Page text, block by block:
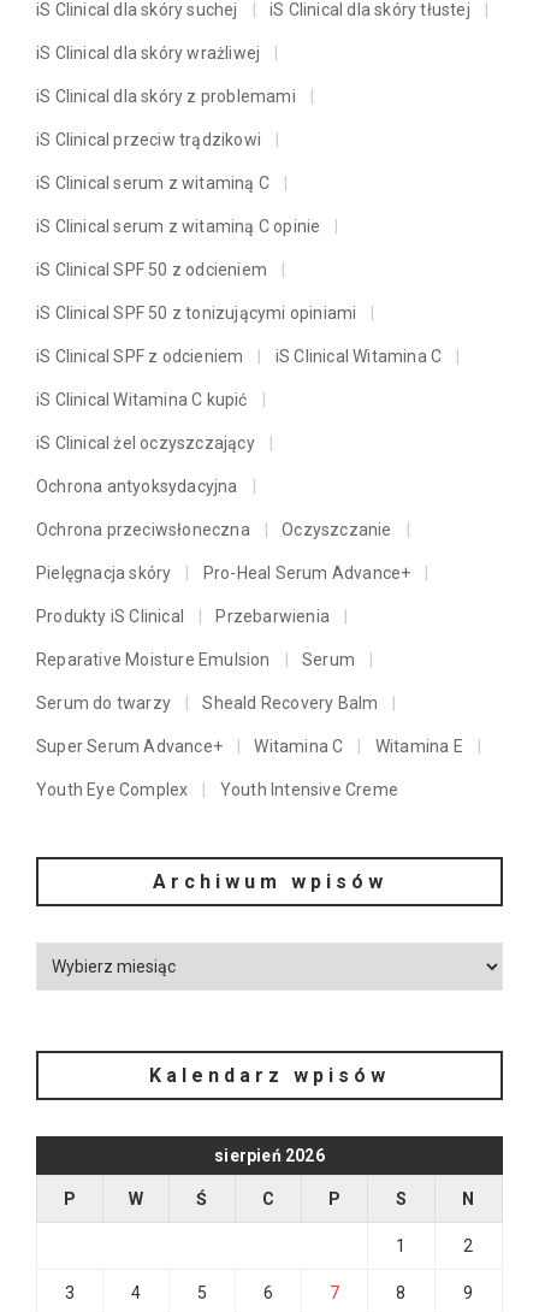
iS Clinical dla skóry suchej iS Clinical dla skóry tłustej
iS Clinical dla skóry wrażliwej
iS Clinical dla skóry z problemami
iS Clinical przeciw trądzikowi
iS Clinical serum z witaminą C
iS Clinical serum z witaminą C opinie
iS Clinical SPF 50 z odcieniem
iS Clinical SPF 50 z tonizującymi opiniami
iS Clinical SPF z odcieniem iS Clinical Witamina C
iS Clinical Witamina C kupić
iS Clinical żel oczyszczający
Ochrona antyoksydacyjna
Ochrona przeciwsłoneczna Oczyszczanie
Pielęgnacja skóry Pro-Heal Serum Advance+
Produkty iS Clinical Przebarwienia
Reparative Moisture Emulsion Serum
Serum do twarzy Sheald Recovery Balm
Super Serum Advance+ Witamina C Witamina E
Youth Eye Complex Youth Intensive Creme
Archiwum wpisów
Kalendarz wpisów
sierpień 2026
P W Ś C P S N
1 2
3 4 5 6 7 8 9